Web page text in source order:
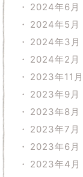
2024年6月
2024年5月
2024年3月
2024年2月
2023年11月
2023年9月
2023年8月
2023年7月
2023年6月
2023年4月